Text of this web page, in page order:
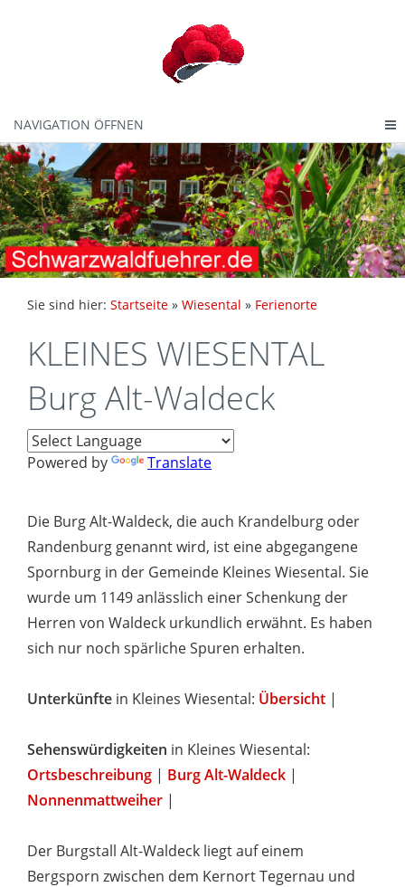
NAVIGATION ÖFFNEN
Sie sind hier: Startseite » Wiesental » Ferienorte
KLEINES WIESENTAL
Burg Alt-Waldeck
Powered by Translate
Die Burg Alt-Waldeck, die auch Krandelburg oder
Randenburg genannt wird, ist eine abgegangene
Spornburg in der Gemeinde Kleines Wiesental. Sie
wurde um 1149 anlässlich einer Schenkung der
Herren von Waldeck urkundlich erwähnt. Es haben
sich nur noch spärliche Spuren erhalten.
Unterkünfte in Kleines Wiesental: Übersicht |
Sehenswürdigkeiten in Kleines Wiesental:
Ortsbeschreibung | Burg Alt-Waldeck |
Nonnenmattweiher |
Der Burgstall Alt-Waldeck liegt auf einem
Bergsporn zwischen dem Kernort Tegernau und